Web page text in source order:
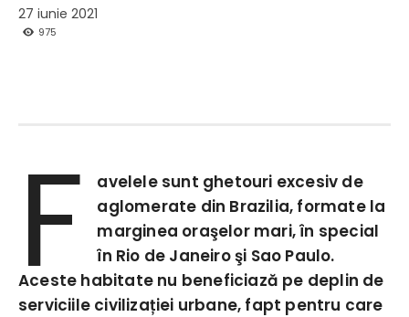
27 iunie 2021
975
F
avelele sunt ghetouri excesiv de
aglomerate din Brazilia, formate la
marginea oraşelor mari, în special
în Rio de Janeiro şi Sao Paulo.
Aceste habitate nu beneficiază pe deplin de
serviciile civilizației urbane, fapt pentru care